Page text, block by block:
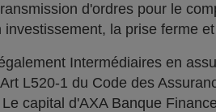
d'ordres pour le
la prise ferme
Intermédiaires en
L520-1 du Code des
capital d'AXA Banque